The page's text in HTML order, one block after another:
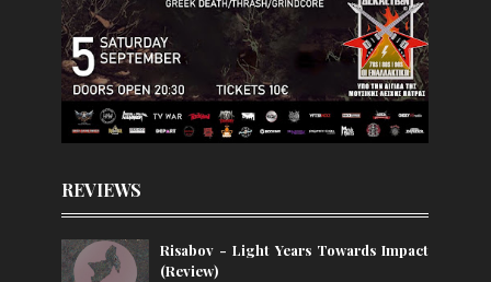
REVIEWS
Risabov - Light Years Towards Impact
(Review)